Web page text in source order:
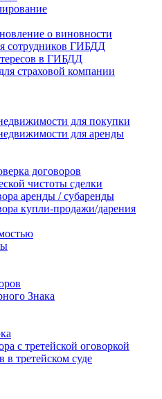
о виновности
сотрудников ГИБДД
в ГИБДД
страховой компании
для покупки
для аренды
договоров
чистоты сделки
аренды / субаренды
купли-продажи/дарения
Знака
с третейской оговоркой
в третейском суде